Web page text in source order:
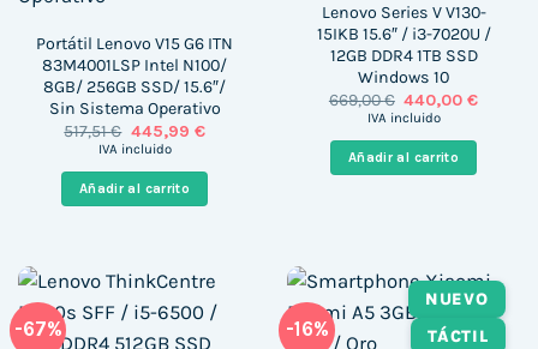
Portátil Lenovo V15 G6 ITN
83M4001LSP Intel N100/
8GB/ 256GB SSD/ 15.6″/
Sin Sistema Operativo
517,51€ El
precio
era:
517,51 €.
445,99 €El
es:
IVA incluido
Añadir al carrito
Lenovo Series V V130-
15IKB 15.6″ / i3-7020U /
12GB DDR4 1TB SSD
Windows 10
669,00€ El
precio
era:
669,00 €.
440,00€El
IVA incluido
Añadir al carrito
-67% -16%
NUEVO
TÁCTIL